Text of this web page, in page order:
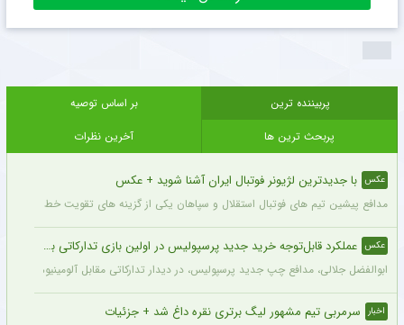
پربیننده ترین
بر اساس توصیه
پربحث ترین ها
آخرین نظرات
عکس با جدیدترین لژیونر فوتبال ایران آشنا شوید + عکس
مدافع پیشین تیم های فوتبال استقلال و سپاهان یکی از گزینه های تقویت خط دفاعی
عکس عملکرد قابل‌توجه خرید جدید پرسپولیس در اولین بازی تدارکاتی برای این تیم + عکس
ابوالفضل جلالی، مدافع چپ جدید پرسپولیس، در دیدار تدارکاتی مقابل آلومینیوم
اخبار سرمربی تیم مشهور لیگ برتری نقره داغ شد + جزئیات